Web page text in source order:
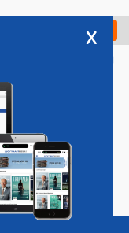
Check in
Vacatures
x